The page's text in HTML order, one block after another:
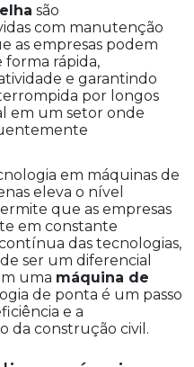
são
com manutenção
as empresas podem
forma rápida,
e garantindo
por longos
em um setor onde
em máquinas de
eleva o nível
que as empresas
em constante
das tecnologias,
ser um diferencial
uma máquina de
de ponta é um passo
e a
da construção civil.